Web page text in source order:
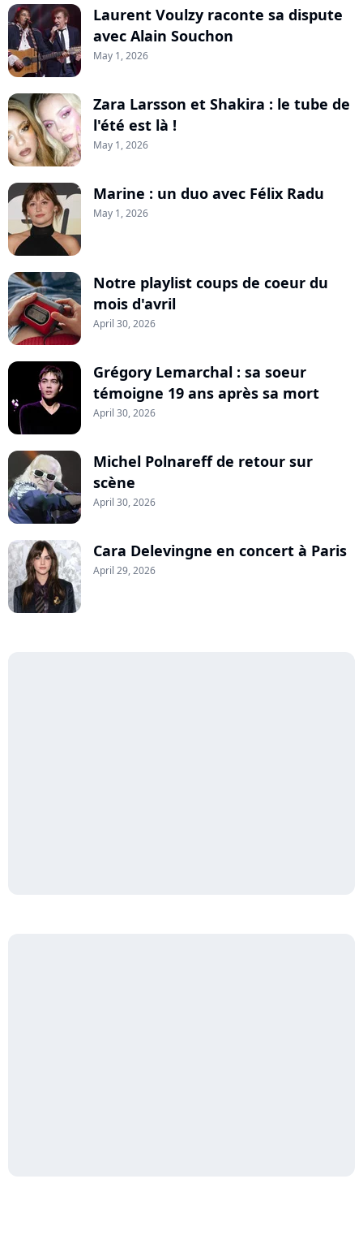
Laurent Voulzy raconte sa dispute
avec Alain Souchon
May 1, 2026
Zara Larsson et Shakira : le tube de
l'été est là !
May 1, 2026
Marine : un duo avec Félix Radu
May 1, 2026
Notre playlist coups de coeur du
mois d'avril
April 30, 2026
Grégory Lemarchal : sa soeur
témoigne 19 ans après sa mort
April 30, 2026
Michel Polnareff de retour sur
scène
April 30, 2026
Cara Delevingne en concert à Paris
April 29, 2026